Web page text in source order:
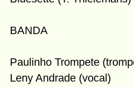
BANDA
Paulinho Trompete
Leny Andrade (vocal)